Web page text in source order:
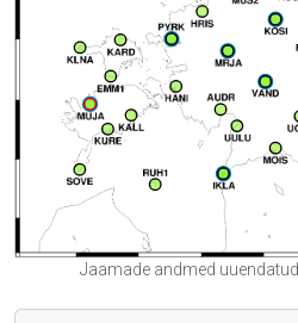
Jaamade andmed